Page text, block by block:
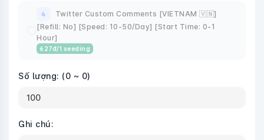
4
Twitter Custom Comments [VIETNAM 🇻🇳]
[Refill: No] [Speed: 10-50/Day] [Start Time: 0-1
Hour]
627đ/1 seeding
Số lượng: (0 ~ 0)
Ghi chú: